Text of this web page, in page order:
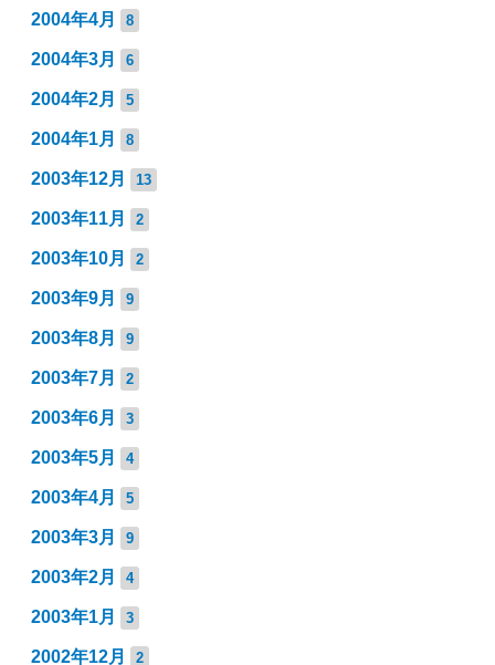
2004年4月 8
2004年3月 6
2004年2月 5
2004年1月 8
2003年12月 13
2003年11月 2
2003年10月 2
2003年9月 9
2003年8月 9
2003年7月 2
2003年6月 3
2003年5月 4
2003年4月 5
2003年3月 9
2003年2月 4
2003年1月 3
2002年12月 2